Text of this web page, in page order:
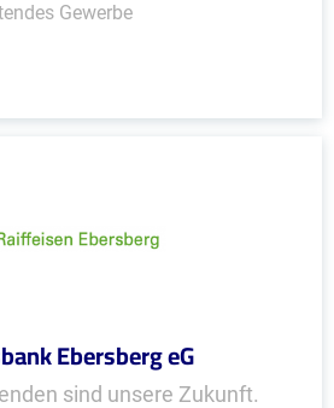
Gewerbe
Ebersberg eG
sind unsere Zukunft.